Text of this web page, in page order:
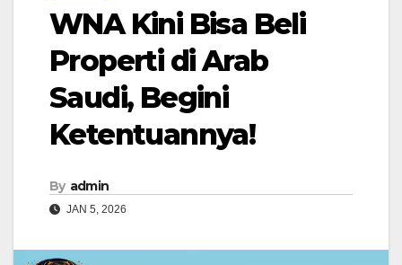
WNA Kini Bisa Beli
Properti di Arab
Saudi, Begini
Ketentuannya!
By admin
JAN 5, 2026